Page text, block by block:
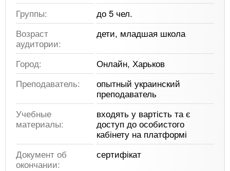
Группы:
до 5 чел.
Возраст
аудитории:
дети, младшая школа
Город:
Онлайн, Харьков
Преподаватель:
опытный украинский
преподаватель
Учебные
материалы:
входять у вартість та є
доступ до особистого
кабінету на платформі
Документ об
окончании:
сертифікат